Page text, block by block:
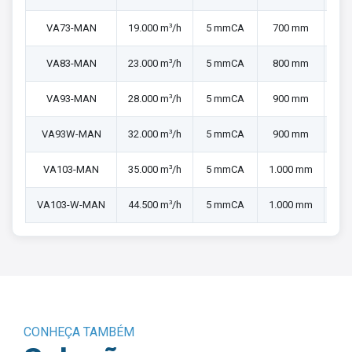
VA73-MAN 19.000 m³/h 5 mmCA 700 mm
VA83-MAN 23.000 m³/h 5 mmCA 800 mm
VA93-MAN 28.000 m³/h 5 mmCA 900 mm
VA93W-MAN 32.000 m³/h 5 mmCA 900 mm
VA103-MAN 35.000 m³/h 5 mmCA 1.000 mm
VA103-W-MAN 44.500 m³/h 5 mmCA 1.000 mm
CONHEÇA TAMBÉM